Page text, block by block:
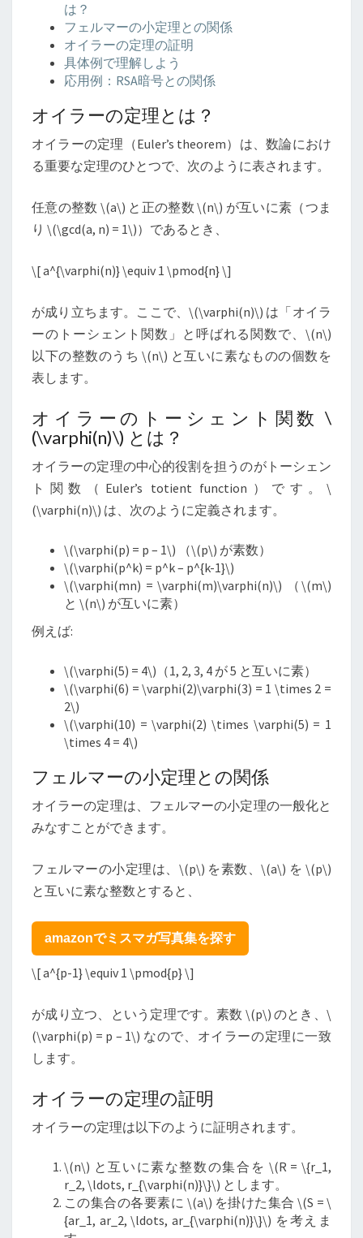
で
完
全
解
説！
は？
フェルマーの小定理との関係
オイラーの定理の証明
具体例で理解しよう
応用例：RSA暗号との関係
オイラーの定理とは？
オイラーの定理（Euler’s theorem）は、数論におけ
る重要な定理のひとつで、次のように表されます。
任意の整数 \(a\) と正の整数\(n\) が互いに素（つま
り \(\gcd(a, n) = 1\)）であるとき、
\[ a^{\varphi(n)} \equiv 1 \pmod{n}\]
が成り立ちます。ここで、\(\varphi(n)\) は「オイラ
ーのトーシェント関数」と呼ばれる関数で、 \(n\)
以下の整数のうち\(n\) と互いに素なものの個数を
表します。
オイラーのトーシェント関数 \
(\varphi(n)\) とは？
オイラーの定理の中心的役割を担うのがトーシェン
ト関数（Euler’s totient function）です。 \
(\varphi(n)\) は、次のように定義されます。
\(\varphi(p) = p – 1\) （\(p\) が素数）
\(\varphi(p^k) = p^k – p^{k-1}\)
\(\varphi(mn) = \varphi(m)\varphi(n)\) （ \(m\)
と \(n\) が互いに素）
例えば:
\(\varphi(5) = 4\)（1, 2, 3, 4 が 5 と互いに素）
\(\varphi(6) = \varphi(2)\varphi(3) = 1 \times 2 =
2\)
\(\varphi(10) = \varphi(2) \times \varphi(5) = 1
\times 4 = 4\)
フェルマーの小定理との関係
オイラーの定理は、フェルマーの小定理の一般化と
みなすことができます。
フェルマーの小定理は、 \(p\) を素数、\(a\) を\(p\)
と互いに素な整数とすると、
amazonでミスマガ写真集を探す
\[ a^{p-1} \equiv 1 \pmod{p}\]
が成り立つ、という定理です。素数 \(p\) のとき、\
(\varphi(p) = p – 1\) なので、オイラーの定理に一致
します。
オイラーの定理の証明
オイラーの定理は以下のように証明されます。
\(n\) と互いに素な整数の集合を \(R = \{r_1,
r_2, \ldots, r_{\varphi(n)}\}\) とします。
この集合の各要素に \(a\) を掛けた集合\(S = \
{ar_1, ar_2, \ldots, ar_{\varphi(n)}\}\) を考えま